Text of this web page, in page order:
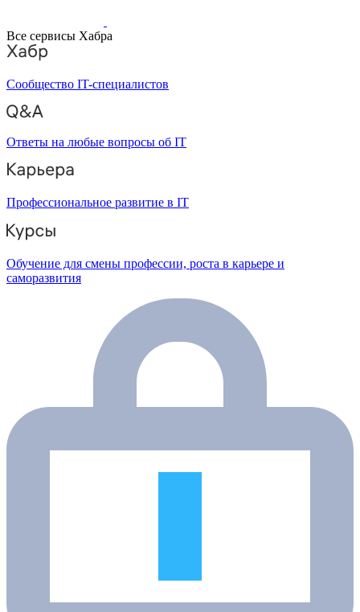
Все сервисы Хабра
Сообщество IT-специалистов
Ответы на любые вопросы об IT
Профессиональное развитие в IT
Обучение для смены профессии, роста в карьере и
саморазвития